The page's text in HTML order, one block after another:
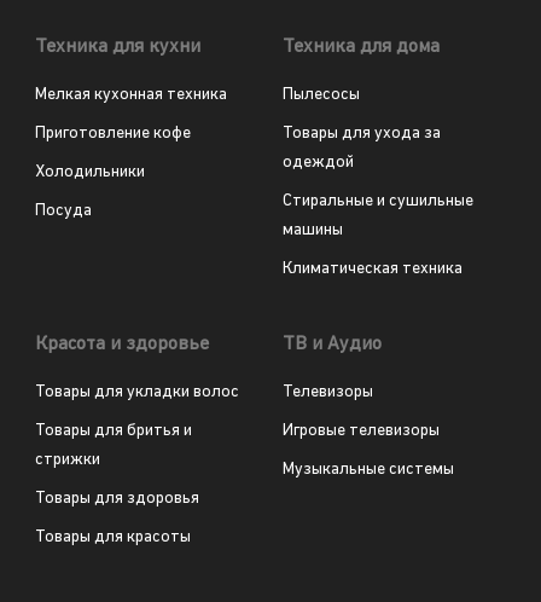
Техника для кухни
Мелкая кухонная техника
Приготовление кофе
Холодильники
Посуда
Техника для дома
Пылесосы
Товары для ухода за
одеждой
Стиральные и сушильные
машины
Климатическая техника
Красота и здоровье
Товары для укладки волос
Товары для бритья и
стрижки
Товары для здоровья
Товары для красоты
ТВ и Аудио
Телевизоры
Игровые телевизоры
Музыкальные системы